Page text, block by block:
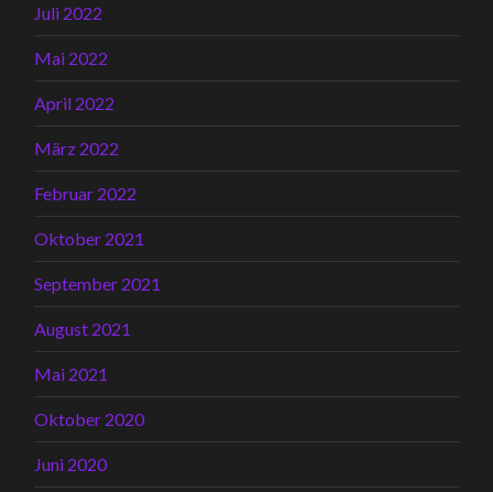
Juli 2022
Mai 2022
April 2022
März 2022
Februar 2022
Oktober 2021
September 2021
August 2021
Mai 2021
Oktober 2020
Juni 2020